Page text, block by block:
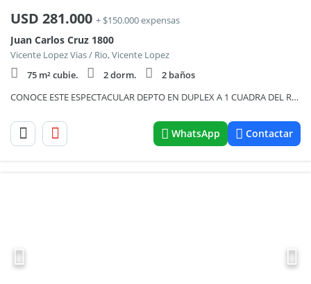
USD 281.000 + $150.000 expensas
Juan Carlos Cruz 1800
Vicente Lopez Vias / Rio, Vicente Lopez
75 m² cubie.
2 dorm.
2 baños
CONOCE ESTE ESPECTACULAR DEPTO EN DUPLEX A 1 CUADRA DEL RIO
WhatsApp Contactar